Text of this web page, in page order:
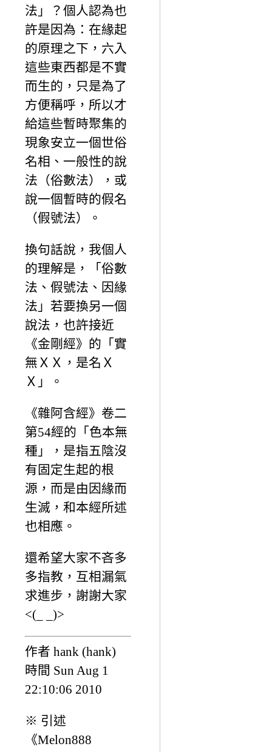
法」？個人認為也
許是因為：在緣起
的原理之下，六入
這些東西都是不實
而生的，只是為了
方便稱呼，所以才
給這些暫時聚集的
現象安立一個世俗
名相、一般性的說
法（俗數法），或
說一個暫時的假名
（假號法）。
換句話說，我個人
的理解是，「俗數
法、假號法、因緣
法」若要換另一個
說法，也許接近
《金剛經》的「實
無ＸＸ，是名Ｘ
Ｘ」。
《雜阿含經》卷二
第54經的「色本無
種」，是指五陰沒
有固定生起的根
源，而是由因緣而
生滅，和本經所述
也相應。
還希望大家不吝多
多指教，互相漏氣
求進步，謝謝大家
<(_ _)>
作者 hank (hank)
時間 Sun Aug 1
22:10:06 2010
※ 引述
《Melon888